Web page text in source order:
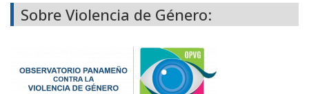
Sobre Violencia de Género: